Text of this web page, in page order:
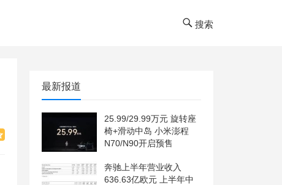
搜索
最新报道
25.99/29.99万元 旋转座
椅+滑动中岛 小米澎程
N70/N90开启预售
奔驰上半年营业收入
636.63亿欧元 上半年中